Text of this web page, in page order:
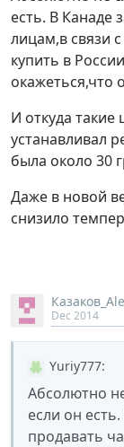
есть. В Канаде
лицам,в связи
купить в
окажеться,что
И откуда
устанавливал
была около 30
Даже в новой
снизило
Dec 2014
Yuriy777:
Aбсолютно
если он
продавать